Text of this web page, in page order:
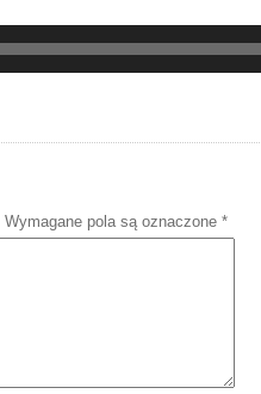
Wymagane pola są oznaczone *